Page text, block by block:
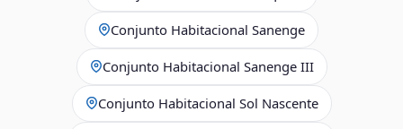
Conjunto Habitacional Sanenge
Conjunto Habitacional Sanenge III
Conjunto Habitacional Sol Nascente